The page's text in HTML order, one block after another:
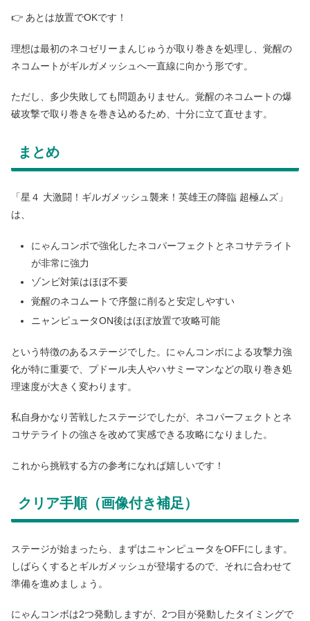
👉 あとは放置でOKです！
理想は最初のネコゼリーまんじゅうが取り巻きを処理し、覚醒の
ネコムートがギルガメッシュへ一直線に向かう形です。
ただし、多少失敗しても問題ありません。覚醒のネコムートの爆
破攻撃で取り巻きを巻き込めるため、十分に立て直せます。
まとめ
「星４ 大激闘！ギルガメッシュ襲来！英雄王の降臨 超極ムズ」
は、
にゃんコンボで強化したネコパーフェクトとネコサテライト
が非常に強力
ゾンビ対策はほぼ不要
覚醒のネコムートで序盤に削ると安定しやすい
ニャンピュータON後はほぼ放置で攻略可能
という特徴のあるステージでした。にゃんコンボによる攻撃力強
化が特に重要で、プドール夫人やハサミーマンなどの取り巻き処
理速度が大きく変わります。
私自身かなり苦戦したステージでしたが、ネコパーフェクトとネ
コサテライトの強さを改めて実感できる攻略になりました。
これから挑戦する方の参考になれば嬉しいです！
クリア手順（画像付き補足）
ステージが始まったら、まずはニャンピュータをOFFにします。
しばらくするとギルガメッシュが登場するので、それに合わせて
準備を進めましょう。
にゃんコンボは2つ発動しますが、2つ目が発動したタイミングで